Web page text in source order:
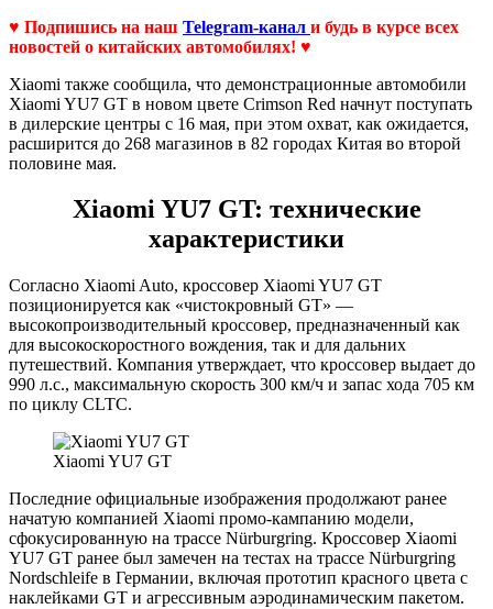
♥ Подпишись на наш Telegram-канал и будь в курсе всех
новостей о китайских автомобилях! ♥
Xiaomi также сообщила, что демонстрационные автомобили
Xiaomi YU7 GT в новом цвете Crimson Red начнут поступать
в дилерские центры с 16 мая, при этом охват, как ожидается,
расширится до 268 магазинов в 82 городах Китая во второй
половине мая.
Xiaomi YU7 GT: технические
характеристики
Согласно Xiaomi Auto, кроссовер Xiaomi YU7 GT
позиционируется как «чистокровный GT» —
высокопроизводительный кроссовер, предназначенный как
для высокоскоростного вождения, так и для дальних
путешествий. Компания утверждает, что кроссовер выдает до
990 л.с., максимальную скорость 300 км/ч и запас хода 705 км
по циклу CLTC.
Xiaomi YU7 GT
Последние официальные изображения продолжают ранее
начатую компанией Xiaomi промо-кампанию модели,
сфокусированную на трассе Nürburgring. Кроссовер Xiaomi
YU7 GT ранее был замечен на тестах на трассе Nürburgring
Nordschleife в Германии, включая прототип красного цвета с
наклейками GT и агрессивным аэродинамическим пакетом.